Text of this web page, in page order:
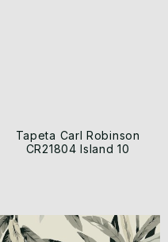
Tapeta Carl Robinson
CR21804 Island 10